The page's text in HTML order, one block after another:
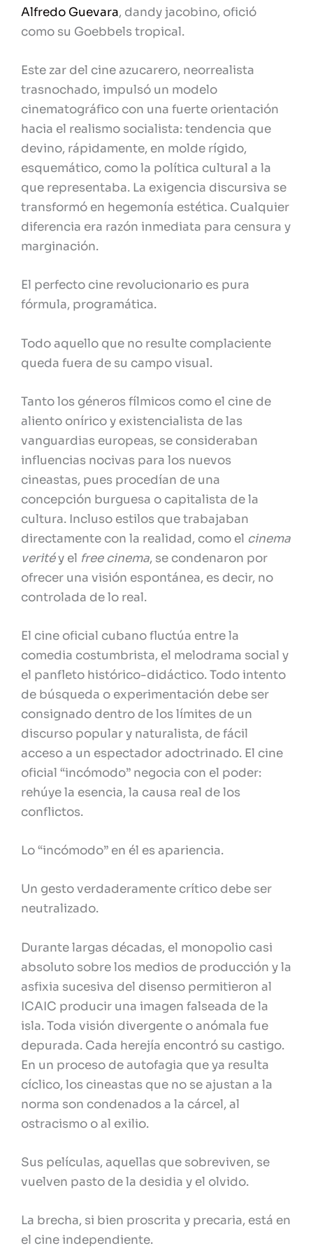
Alfredo Guevara, dandy jacobino, ofició
como su Goebbels tropical.
Este zar del cine azucarero, neorrealista
trasnochado, impulsó un modelo
cinematográfico con una fuerte orientación
hacia el realismo socialista: tendencia que
devino, rápidamente, en molde rígido,
esquemático, como la política cultural a la
que representaba. La exigencia discursiva se
transformó en hegemonía estética. Cualquier
diferencia era razón inmediata para censura y
marginación.
El perfecto cine revolucionario es pura
fórmula, programática.
Todo aquello que no resulte complaciente
queda fuera de su campo visual.
Tanto los géneros fílmicos como el cine de
aliento onírico y existencialista de las
vanguardias europeas, se consideraban
influencias nocivas para los nuevos
cineastas, pues procedían de una
concepción burguesa o capitalista de la
cultura. Incluso estilos que trabajaban
directamente con la realidad, como el cinema
veritéy el free cinema, se condenaron por
ofrecer una visión espontánea, es decir, no
controlada de lo real.
El cine oficial cubano fluctúa entre la
comedia costumbrista, el melodrama social y
el panfleto histórico-didáctico. Todo intento
de búsqueda o experimentación debe ser
consignado dentro de los límites de un
discurso popular y naturalista, de fácil
acceso a un espectador adoctrinado. El cine
oficial “incómodo” negocia con el poder:
rehúye la esencia, la causa real de los
conflictos.
Lo “incómodo” en él es apariencia.
Un gesto verdaderamente crítico debe ser
neutralizado.
Durante largas décadas, el monopolio casi
absoluto sobre los medios de producción y la
asfixia sucesiva del disenso permitieron al
ICAIC producir una imagen falseada de la
isla. Toda visión divergente o anómala fue
depurada. Cada herejía encontró su castigo.
En un proceso de autofagia que ya resulta
cíclico, los cineastas que no se ajustan a la
norma son condenados a la cárcel, al
ostracismo o al exilio.
Sus películas, aquellas que sobreviven, se
vuelven pasto de la desidia y el olvido.
La brecha, si bien proscrita y precaria, está en
el cine independiente.